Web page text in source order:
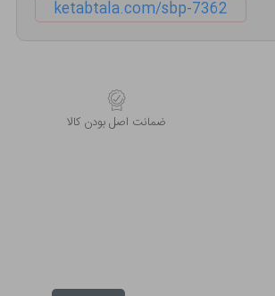
ketabtala.com/sbp-7362
ﺿﻤﺎﻧﺖ اﺻﻞ ﺑﻮدن ﮐﺎﻟﺎ